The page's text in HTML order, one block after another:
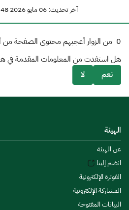
آخر تحديث: 06 مايو 2026 11:48 ص المملكة العربية السعودية
0 من الزوار أعجبهم محتوى الصفحة
هل استفدت من المعلومات المقدمة في
نعم
لا
الهيئة
عن الهيئة
انضم إلينا
الفوترة الإلكترونية
المشاركة الإلكترونية
البيانات المفتوحة